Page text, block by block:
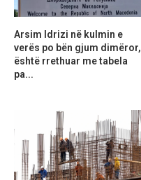
Arsim Idrizi në kulmin e
verës po bën gjum dimëror,
është rrethuar me tabela
pa...